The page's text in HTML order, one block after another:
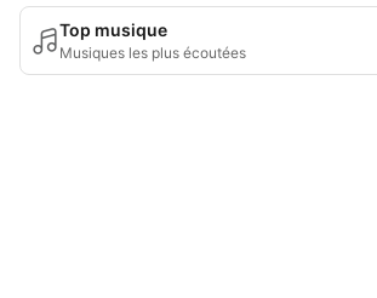
Top musique
Musiques les plus écoutées